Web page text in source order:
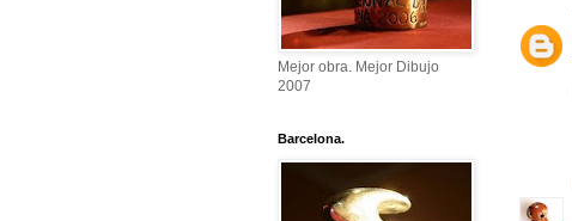
Mejor obra. Mejor Dibujo
2007
Barcelona.